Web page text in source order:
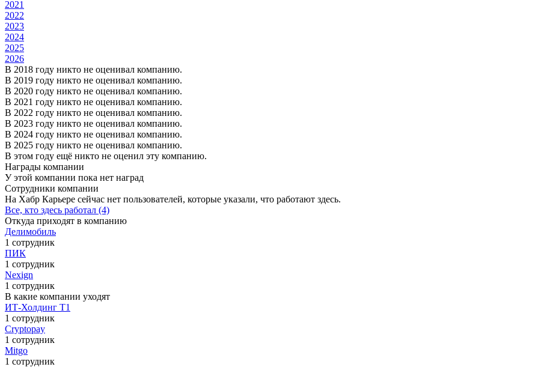
2021
2022
2023
2024
2025
2026
В 2018 году никто не оценивал компанию.
В 2019 году никто не оценивал компанию.
В 2020 году никто не оценивал компанию.
В 2021 году никто не оценивал компанию.
В 2022 году никто не оценивал компанию.
В 2023 году никто не оценивал компанию.
В 2024 году никто не оценивал компанию.
В 2025 году никто не оценивал компанию.
В этом году ещё никто не оценил эту компанию.
Награды компании
У этой компании пока нет наград
Сотрудники компании
На Хабр Карьере сейчас нет пользователей, которые указали, что работают здесь.
Все, кто здесь работал (4)
Откуда приходят в компанию
Делимобиль
1 сотрудник
ПИК
1 сотрудник
Nexign
1 сотрудник
В какие компании уходят
ИТ-Холдинг Т1
1 сотрудник
Cryptopay
1 сотрудник
Mitgo
1 сотрудник